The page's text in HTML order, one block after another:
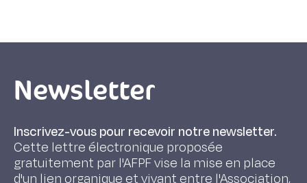
Newsletter
Inscrivez-vous pour recevoir notre newsletter.
Cette lettre électronique proposée
gratuitement par l'AFPF vise la mise en place
d'un lien organique et vivant entre l'Association,